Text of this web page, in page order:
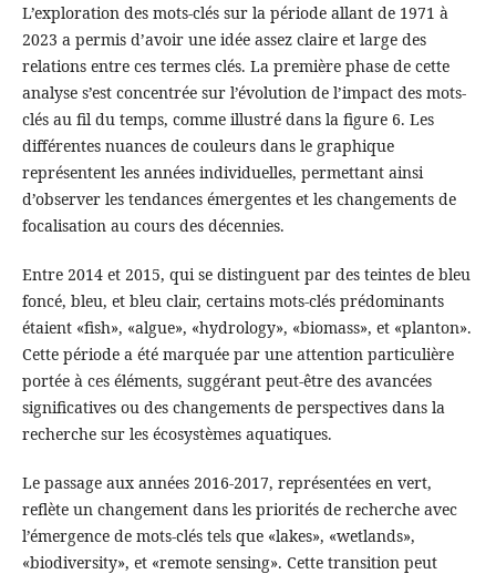
L’exploration des mots-clés sur la période allant de 1971 à
2023 a permis d’avoir une idée assez claire et large des
relations entre ces termes clés. La première phase de cette
analyse s’est concentrée sur l’évolution de l’impact des mots-
clés au fil du temps, comme illustré dans la figure 6. Les
différentes nuances de couleurs dans le graphique
représentent les années individuelles, permettant ainsi
d’observer les tendances émergentes et les changements de
focalisation au cours des décennies.
Entre 2014 et 2015, qui se distinguent par des teintes de bleu
foncé, bleu, et bleu clair, certains mots-clés prédominants
étaient «fish», «algue», «hydrology», «biomass», et «planton».
Cette période a été marquée par une attention particulière
portée à ces éléments, suggérant peut-être des avancées
significatives ou des changements de perspectives dans la
recherche sur les écosystèmes aquatiques.
Le passage aux années 2016-2017, représentées en vert,
reflète un changement dans les priorités de recherche avec
l’émergence de mots-clés tels que «lakes», «wetlands»,
«biodiversity», et «remote sensing». Cette transition peut